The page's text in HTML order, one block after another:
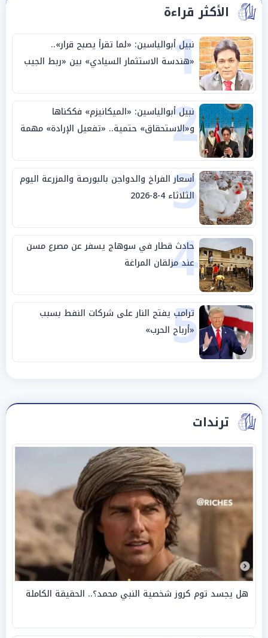
الأكثر قراءة
1
نبيل أبوالياسين: «لما تقرأ يصبح قرار»..
«هندسة الاستثمار السيادي» بين «ربط الجيب
بالوطن» و«سيادة الكلمة»
2
نبيل أبوالياسين: «الميكانيزم» فككناها
و«الاستحقاق» حتمية.. «تفعيل الإرادة» مهمة
الجامعة العربية
3
أسعار الفراخ والدواجن بالبورصة والمزرعة اليوم
الثلاثاء 4-8-2026
4
حادث قطار في سوهاج يسفر عن مصرع مسن
عند مزلقان المراغة
5
ترامب يفتح النار على شركات النفط بسبب
«أرباح الحرب»
ترندات
هل يجسد توم كروز شخصية النبي محمد؟.. الحقيقة الكاملة